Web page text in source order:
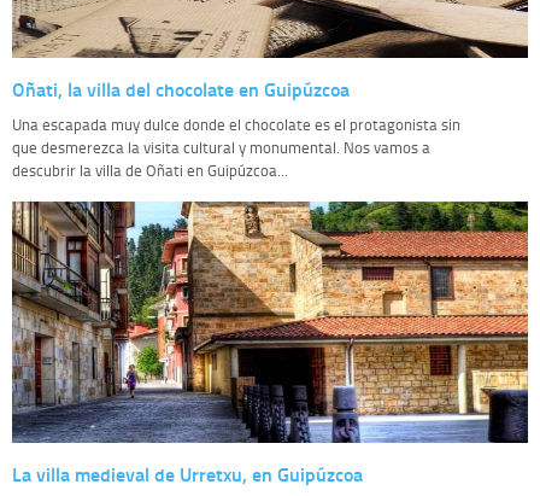
Oñati, la villa del chocolate en Guipúzcoa
Una escapada muy dulce donde el chocolate es el protagonista sin
que desmerezca la visita cultural y monumental. Nos vamos a
descubrir la villa de Oñati en Guipúzcoa...
La villa medieval de Urretxu, en Guipúzcoa